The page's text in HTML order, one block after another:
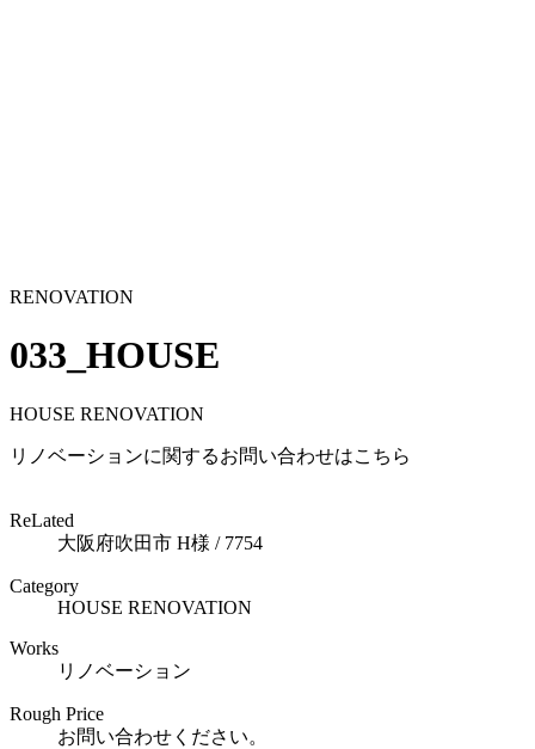
RENOVATION
033_HOUSE
HOUSE RENOVATION
リノベーションに関するお問い合わせはこちら
ReLated
大阪府吹田市 H様 / 7754
Category
HOUSE RENOVATION
Works
リノベーション
Rough Price
お問い合わせください。